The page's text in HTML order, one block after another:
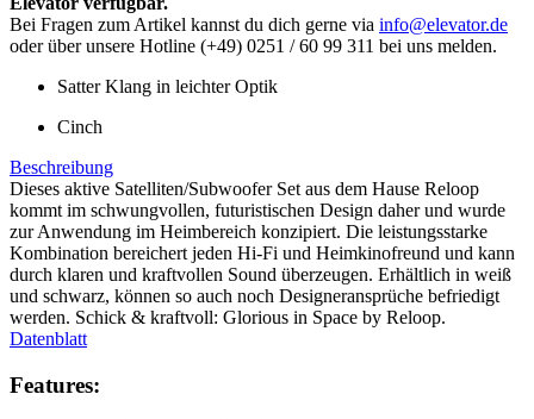
Bei Fragen zum Artikel kannst du dich gerne via info@elevator.de
oder über unsere Hotline (+49) 0251 / 60 99 311 bei uns melden.
Satter Klang in leichter Optik
Cinch
Beschreibung
Dieses aktive Satelliten/Subwoofer Set aus dem Hause Reloop
kommt im schwungvollen, futuristischen Design daher und wurde
zur Anwendung im Heimbereich konzipiert. Die leistungsstarke
Kombination bereichert jeden Hi-Fi und Heimkinofreund und kann
durch klaren und kraftvollen Sound überzeugen. Erhältlich in weiß
und schwarz, können so auch noch Designeransprüche befriedigt
werden. Schick & kraftvoll: Glorious in Space by Reloop.
Datenblatt
Features: